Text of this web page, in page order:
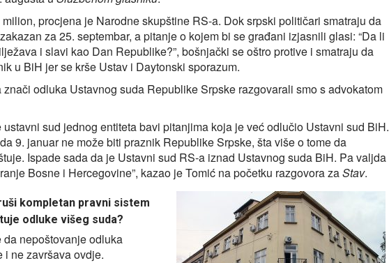
procjena je Narodne skupštine RS-a. Dok srpski političari smatraju da
za 25. septembar, a pitanje o kojem bi se građani izjasnili glasi: “Da li
i slavi kao Dan Republike?”, bošnjački se oštro protive i smatraju da
u BiH jer se krše Ustav i Daytonski sporazum.
odluka Ustavnog suda Republike Srpske razgovarali smo s advokatom
sud jednog entiteta bavi pitanjima koja je već odlučio Ustavni sud BiH.
9. januar ne može biti praznik Republike Srpske, šta više o tome da
Ispade sada da je Ustavni sud RS‑a iznad Ustavnog suda BiH. Pa valjda
Bosne i Hercegovine”, kazao je Tomić na početku razgovora zaStav.
kompletan pravni sistem
odluke višeg suda?
nepoštovanje odluka
ne završava ovdje.